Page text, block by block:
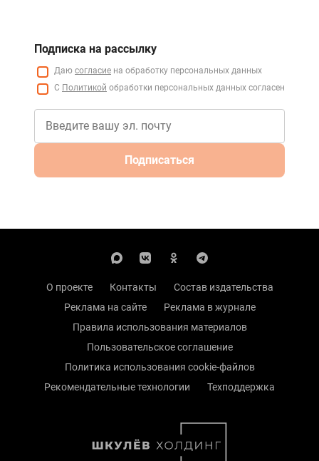
Подписка на рассылку
Даю согласие на обработку персональных данных
С Политикой обработки персональных данных согласен
Подписаться
О проекте Контакты
Состав издательства
Реклама на сайте
Реклама в журнале
Правила использования материалов
Пользовательское соглашение
Политика использования cookie-файлов
Рекомендательные технологии
Техподдержка